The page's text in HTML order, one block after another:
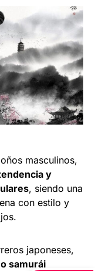
masculinos,
y
, siendo una
con estilo y
japoneses,
samurái